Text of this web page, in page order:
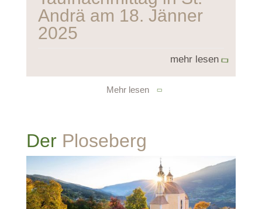
Andrä am 18. Jänner
2025
mehr lesen
Mehr lesen
DerPloseberg